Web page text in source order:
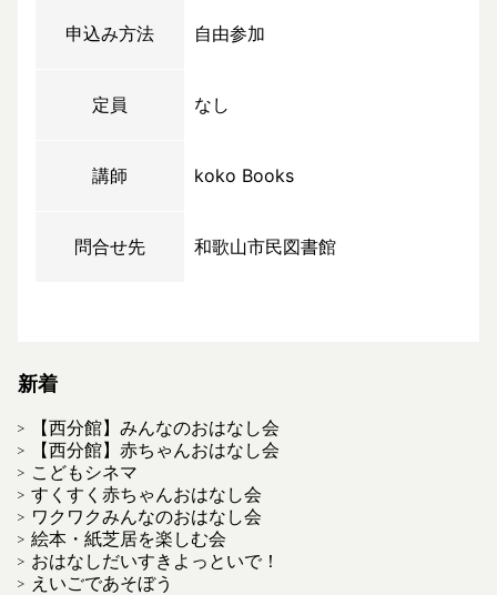
申込み方法 自由参加
定員 なし
講師 koko Books
問合せ先 和歌山市民図書館
新着
【西分館】みんなのおはなし会
【西分館】赤ちゃんおはなし会
こどもシネマ
すくすく赤ちゃんおはなし会
ワクワクみんなのおはなし会
絵本・紙芝居を楽しむ会
おはなしだいすきよっといで！
えいごであそぼう